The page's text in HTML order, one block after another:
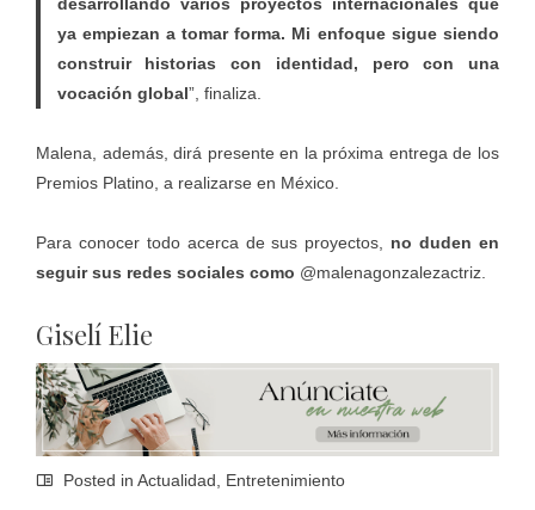
ya empiezan a tomar forma. Mi enfoque sigue siendo
construir historias con identidad, pero con una
vocación global”, finaliza.
Malena, además, dirá presente en la próxima entrega de los
Premios Platino, a realizarse en México.
Para conocer todo acerca de sus proyectos, no duden en
seguir sus redes sociales como @malenagonzalezactriz.
Giselí Elie
Posted in Actualidad Entretenimiento